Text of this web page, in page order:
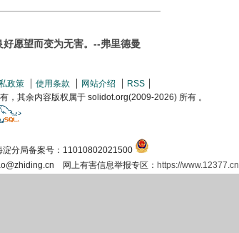
愿望而变为无害。--弗里德曼
政策 使用条款 网站介绍
RSS
，其余内容版权属于 solidot.org(2009-2026) 所有 。
淀分局备案号：11010802021500
网上有害信息举报专区： https://www.12377.cn